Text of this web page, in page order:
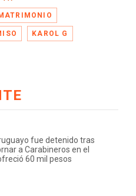
KAROL G
fue detenido tras
a Carabineros en el
60 mil pesos